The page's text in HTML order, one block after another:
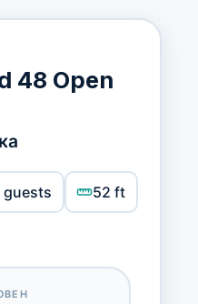
48 Open
guests 52 ft